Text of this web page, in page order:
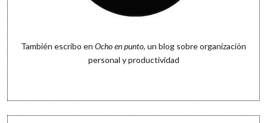
También escribo en Ocho en punto, un blog sobre organización
personal y productividad